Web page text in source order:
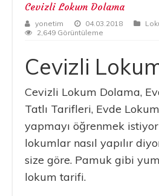
Cevizli Lokum Dolama
yonetim 04.03.2018
2,649 Görüntüleme
Cevizli
Cevizli Lokum Dolama,
Tatlı Tarifleri, Evde
yapmayı öğrenmek
lokumlar nasıl yapılır
size göre. Pamuk gibi
lokum tarifi.